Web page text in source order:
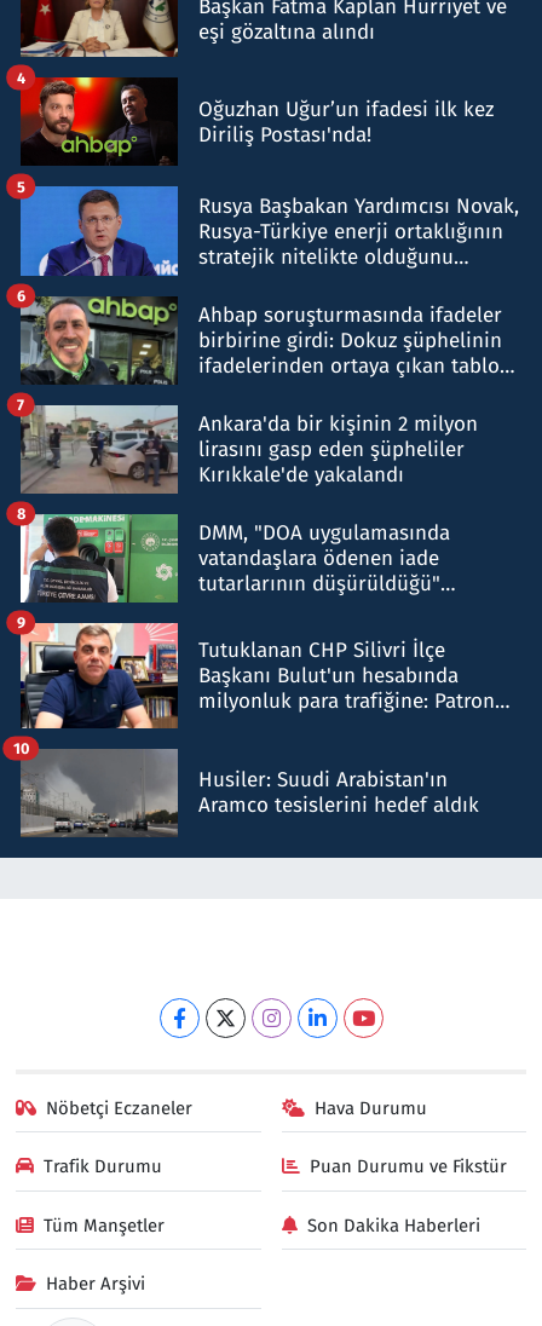
Başkan Fatma Kaplan Hürriyet ve
eşi gözaltına alındı
Oğuzhan Uğur’un ifadesi ilk kez
Diriliş Postası'nda!
4
Rusya Başbakan Yardımcısı Novak,
Rusya-Türkiye enerji ortaklığının
stratejik nitelikte olduğunu
5
Ahbap soruşturmasında ifadeler
birbirine girdi: Dokuz şüphelinin
ifadelerinden ortaya çıkan tablo
6
Ankara'da bir kişinin 2 milyon
lirasını gasp eden şüpheliler
Kırıkkale'de yakalandı
7
DMM, "DOA uygulamasında
vatandaşlara ödenen iade
tutarlarının düşürüldüğü"
8
Tutuklanan CHP Silivri İlçe
Başkanı Bulut'un hesabında
milyonluk para trafiğine: Patron
9
Husiler: Suudi Arabistan'ın
Aramco tesislerini hedef aldık
10
Nöbetçi Eczaneler Hava Durumu
Trafik Durumu Puan Durumu ve Fikstür
Tüm Manşetler Son Dakika Haberleri
Haber Arşivi